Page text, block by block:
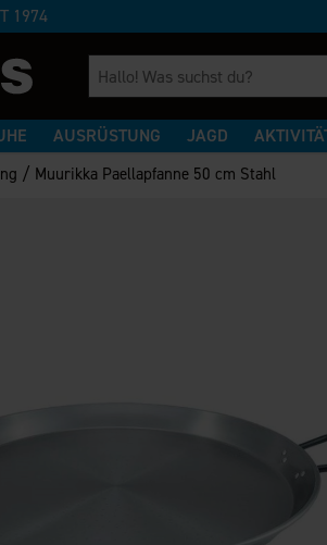
1974
AUSRÜSTUNG JAGD
/ Muurikka Paellapfanne 50 cm Stahl